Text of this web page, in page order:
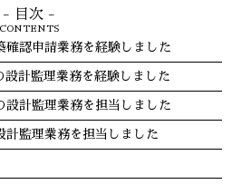
- 目次 -
CONTENTS
確認申請業務を経験しました
設計監理業務を経験しました
設計監理業務を担当しました
計監理業務を担当しました